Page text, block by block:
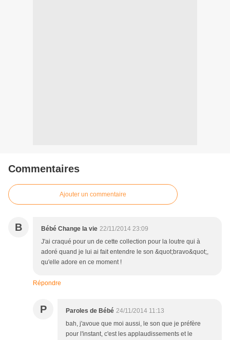
Commentaires
Ajouter un commentaire
B Bébé Change la vie 22/11/2014 23:09
J'ai craqué pour un de cette collection pour la loutre qui à
adoré quand je lui ai fait entendre le son &quot;bravo&quot;,
qu'elle adore en ce moment !
Répondre
P Paroles de Bébé 24/11/2014 11:13
bah, j'avoue que moi aussi, le son que je préfère
pour l'instant, c'est les applaudissements et le